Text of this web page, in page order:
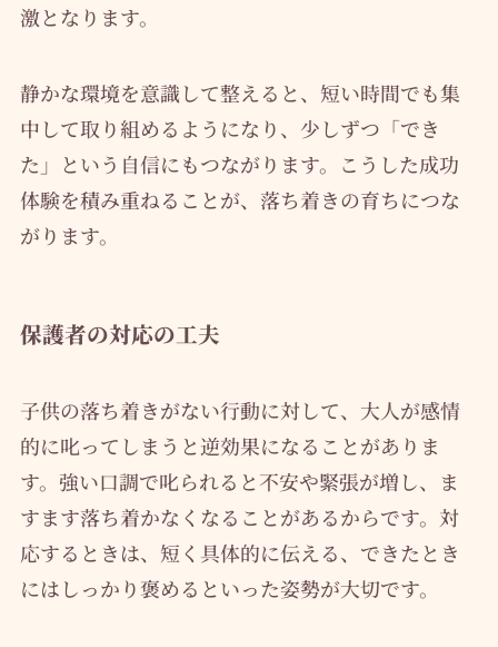
激となります。
静かな環境を意識して整えると、短い時間でも集
中して取り組めるようになり、少しずつ「でき
た」という自信にもつながります。こうした成功
体験を積み重ねることが、落ち着きの育ちにつな
がります。
保護者の対応の工夫
子供の落ち着きがない行動に対して、大人が感情
的に叱ってしまうと逆効果になることがありま
す。強い口調で叱られると不安や緊張が増し、ま
すます落ち着かなくなることがあるからです。対
応するときは、短く具体的に伝える、できたとき
にはしっかり褒めるといった姿勢が大切です。